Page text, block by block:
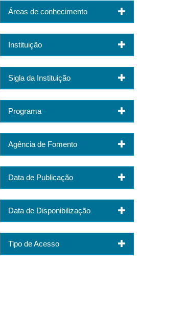
Áreas de conhecimento
Instituição
Sigla da Instituição
Programa
Agência de Fomento
Data de Publicação
Data de Disponibilização
Tipo de Acesso